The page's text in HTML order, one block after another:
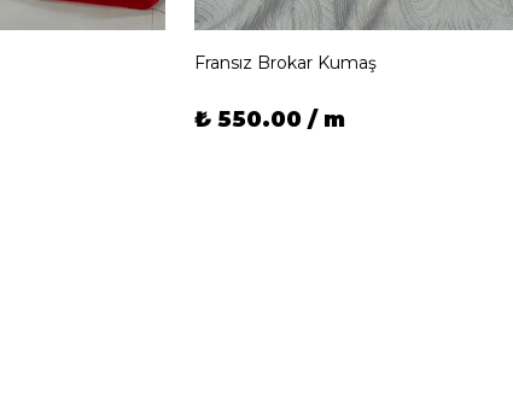
Fransız Brokar Kumaş
₺ 550.00 / m